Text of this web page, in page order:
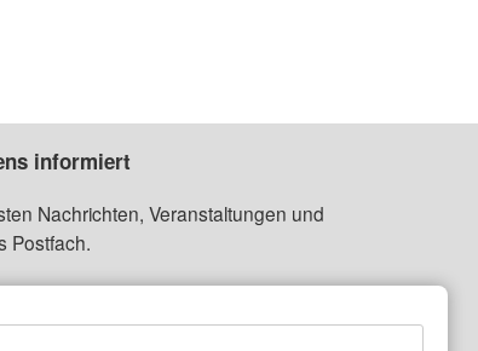
informiert
Nachrichten, Veranstaltungen und
Postfach.